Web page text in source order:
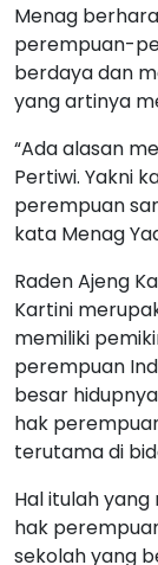
Menag
perempuan-
berdaya dan
yang artinya
“Ada alasan
Pertiwi. Yakni
perempuan
kata Menag
Raden Ajeng
Kartini
memiliki
perempuan
besar
hak
terutama di
Hal itulah
hak
sekolah yang